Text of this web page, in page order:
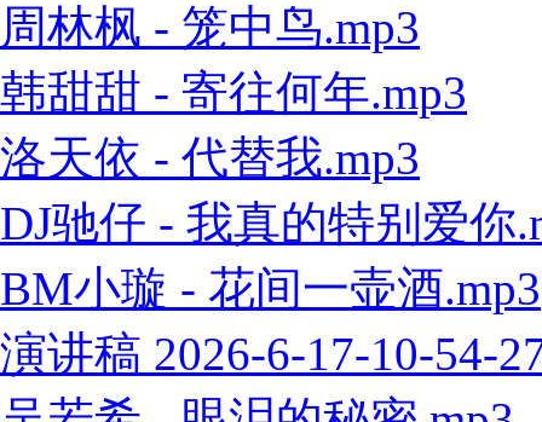
周林枫 - 笼中鸟.mp3
韩甜甜 - 寄往何年.mp3
洛天依 - 代替我.mp3
DJ驰仔 - 我真的特别爱你
BM小璇 - 花间一壶酒.mp3
演讲稿 2026-6-17-10-54-